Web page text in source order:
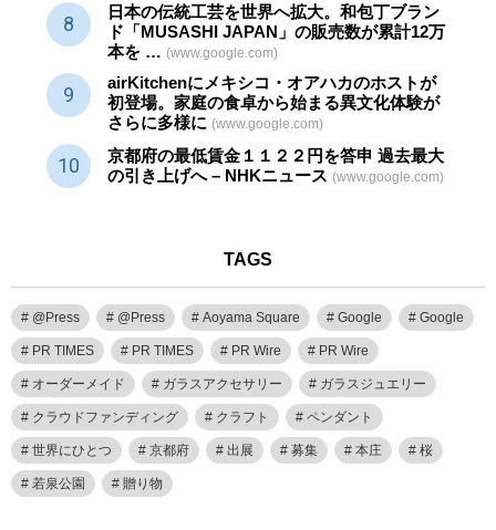
日本の伝統工芸を世界へ拡大。和包丁ブラン
ド「MUSASHI JAPAN」の販売数が累計12万
本を … (www.google.com)
airKitchenにメキシコ・オアハカのホストが
初登場。家庭の食卓から始まる異文化体験が
さらに多様に (www.google.com)
京都府の最低賃金１１２２円を答申 過去最大
の引き上げへ – NHKニュース (www.google.com)
TAGS
@Press @Press Aoyama Square Google Google
PR TIMES PR TIMES PR Wire PR Wire
オーダーメイド ガラスアクセサリー ガラスジュエリー
クラウドファンディング クラフト ペンダント
世界にひとつ 京都府 出展 募集 本庄 桜
若泉公園 贈り物